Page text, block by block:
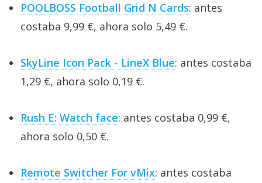
POOLBOSS Football Grid N Cards: antes
costaba 9,99 €, ahora solo 5,49 €.
SkyLine Icon Pack - LineX Blue: antes costaba
1,29 €, ahora solo 0,19 €.
Rush E: Watch face: antes costaba 0,99 €,
ahora solo 0,50 €.
Remote Switcher For vMix: antes costaba